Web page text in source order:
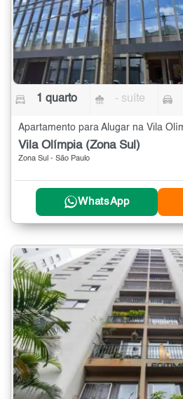
1 quarto - suíte
Vila Olímpia (Zona Sul)
Zona Sul - São Paulo
WhatsApp